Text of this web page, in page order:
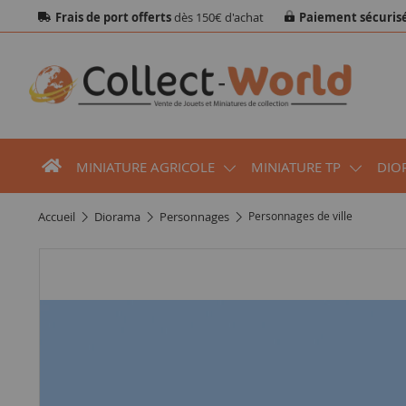
Frais de port offertsdès 150€ d'achat Paiement
MINIATURE AGRICOLE MINIATURE TP
accueil diorama personnages Personnages de ville